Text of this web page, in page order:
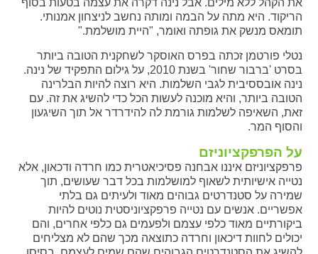
את הקהל ללא מילים. אבל נינה דקרה את עצמה בטעות בסוף
הריקוד. היא מתה על הבמה ומותה נחשב לניצחון אמנותי.
תומאס מנשק את גופתה ואומר, "היית מושלמת."
נטלי פורטמן זכתה בפרס האוסקר לשחקנית הטובה ביותר
בסרט 'ברבור שחור' בשנת 2010, על גילום התפקיד של נינה.
נינה אובססיבית לגבי השלמות. היא רוצה להיות הבלרינה
הטובה ביותר, והיא מוכנה לעשות הכל כדי להשיג את זה. עם
זאת, השאיפה לשלמות גורמת לה להידרדר אל תוך השיגעון
והסוף המר.
על הפרפקציוניזם
פרפקציוניזם איננו אבחנה פסיכיאטרית כמו חרדה ודכאון, אלא
נטייה אישיותית לשאוף למושלמות בכל דבר שעושים, תוך
שמירה על סטנדרטים גבוהים מאוד ולעיתים גם בלתי
אפשריים. אנשים עם נטייה פרפקציוניסטית נוטים להיות
ביקורתיים מאוד כלפי עצמם ולפעמים גם כלפי אחרים, והם
יכולים לחוות דיכאון וחרדה כתוצאה מכך שהם לא מצליחים